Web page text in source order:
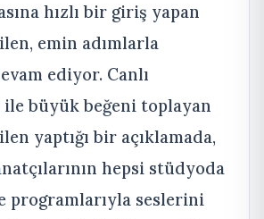
hızlı bir giriş yapan
emin adımlarla
ediyor. Canlı
ile büyük beğeni toplayan
yaptığı bir açıklamada,
hepsi stüdyoda
programlarıyla seslerini